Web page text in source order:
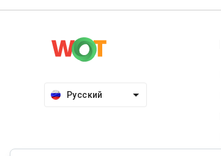
Русский